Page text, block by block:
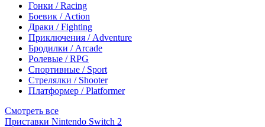
Гонки / Racing
Боевик / Action
Драки / Fighting
Приключения / Adventure
Бродилки / Arcade
Ролевые / RPG
Спортивные / Sport
Стрелялки / Shooter
Платформер / Platformer
Смотреть все
Приставки Nintendo Switch 2